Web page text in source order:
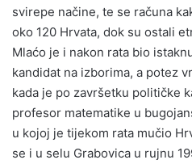
svirepe načine, te se računa
oko 120 Hrvata, dok su ostali
Mlaćo je i nakon rata bio
kandidat na izborima, a potez
kada je po završetku političke
profesor matematike u
u kojoj je tijekom rata mučio
se i u selu Grabovica u rujnu